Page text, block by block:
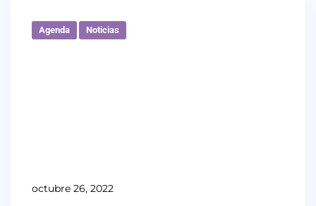
Agenda Noticias
octubre 26, 2022